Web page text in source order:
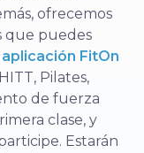
ofrecemos
que puedes
aplicación FitOn
Pilates,
de fuerza
clase, y
Estarán